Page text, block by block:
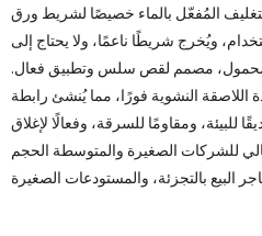
المُفعّل بالماء خصيصًا لشريط ورق
ويُخرج شريطًا ناعمًا، ولا يحتاج إلى
مصمم لقص سلس وتطبيق فعال.
اللاصقة النشوية فورًا، مما يُنشئ رابطة
للبيئة، ومقاومًا للسرقة، وفعالًا لإغلاق
للشركات الصغيرة والمتوسطة الحجم